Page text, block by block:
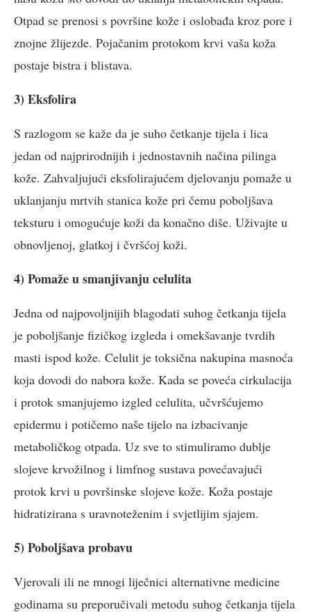
Otpad se prenosi s površine kože i oslobađa kroz pore i
znojne žlijezde. Pojačanim protokom krvi vaša koža
postaje bistra i blistava.
3) Eksfolira
S razlogom se kaže da je suho četkanje tijela i lica
jedan od najprirodnijih i jednostavnih načina pilinga
kože. Zahvaljujući eksfolirajućem djelovanju pomaže u
uklanjanju mrtvih stanica kože pri čemu poboljšava
teksturu i omogućuje koži da konačno diše. Uživajte u
obnovljenoj, glatkoj i čvršćoj koži.
4) Pomaže u smanjivanju celulita
Jedna od najpovoljnijih blagodati suhog četkanja tijela
je poboljšanje fizičkog izgleda i omekšavanje tvrdih
masti ispod kože. Celulit je toksična nakupina masnoća
koja dovodi do nabora kože. Kada se poveća cirkulacija
i protok smanjujemo izgled celulita, učvršćujemo
epidermu i potičemo naše tijelo na izbacivanje
metaboličkog otpada. Uz sve to stimuliramo dublje
slojeve krvožilnog i limfnog sustava povećavajući
protok krvi u površinske slojeve kože. Koža postaje
hidratizirana s uravnoteženim i svjetlijim sjajem.
5) Poboljšava probavu
Vjerovali ili ne mnogi liječnici alternativne medicine
godinama su preporučivali metodu suhog četkanja tijela